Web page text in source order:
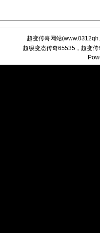
超变传奇网站(
超级变态传奇65535，超变